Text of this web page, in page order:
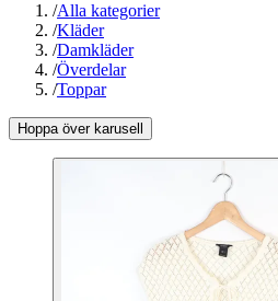
/Alla kategorier
/Kläder
/Damkläder
/Överdelar
/Toppar
Hoppa över karusell